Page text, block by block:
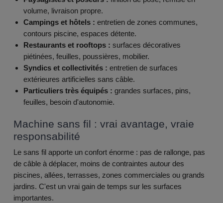
volume, livraison propre.
Campings et hôtels : entretien de zones communes,
contours piscine, espaces détente.
Restaurants et rooftops : surfaces décoratives
piétinées, feuilles, poussières, mobilier.
Syndics et collectivités : entretien de surfaces
extérieures artificielles sans câble.
Particuliers très équipés : grandes surfaces, pins,
feuilles, besoin d'autonomie.
Machine sans fil : vrai avantage, vraie
responsabilité
Le sans fil apporte un confort énorme : pas de rallonge, pas
de câble à déplacer, moins de contraintes autour des
piscines, allées, terrasses, zones commerciales ou grands
jardins. C'est un vrai gain de temps sur les surfaces
importantes.